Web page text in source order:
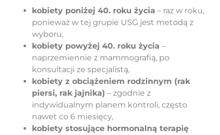
kobiety poniżej 40. roku życia – raz w roku,
ponieważ w tej grupie USG jest metodą z
wyboru,
kobiety powyżej 40. roku życia –
naprzemiennie z mammografią, po
konsultacji ze specjalistą,
kobiety z obciążeniem rodzinnym (rak
piersi, rak jajnika) – zgodnie z
indywidualnym planem kontroli, często
nawet co 6 miesięcy,
kobiety stosujące hormonalną terapię